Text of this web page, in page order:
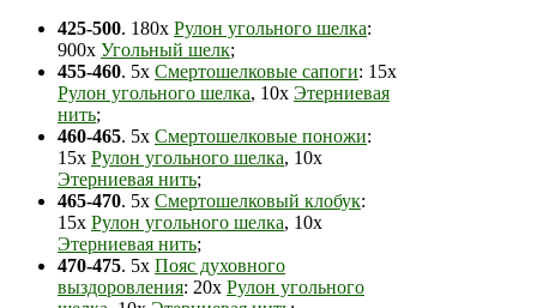
425-500. 180х Рулон угольного шелка:
900х Угольный шелк;
455-460. 5х Смертошелковые сапоги: 15х
Рулон угольного шелка, 10х Этерниевая
нить;
460-465. 5х Смертошелковые поножи:
15х Рулон угольного шелка, 10х
Этерниевая нить;
465-470. 5х Смертошелковый клобук:
15х Рулон угольного шелка, 10х
Этерниевая нить;
470-475. 5х Пояс духовного
выздоровления: 20х Рулон угольного